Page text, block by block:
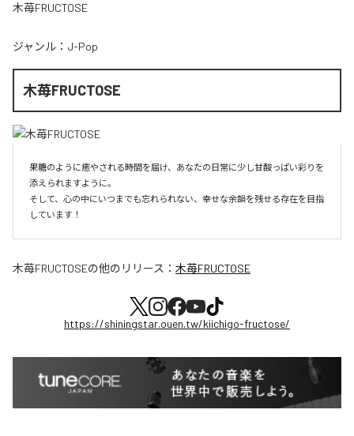
木苺FRUCTOSE
ジャンル： J-Pop
木苺FRUCTOSE
果糖のように癒やされる時間を届け、あなたの日常に少し甘酸っぱい彩りを
添えられますように。
そして、心の中にいつまでも忘れられない、幸せな余韻を残せる存在を目指
しています！
木苺FRUCTOSEの他のリリース： 木苺FRUCTOSE
https://shiningstar.ouen.tw/kiichigo-fructose/